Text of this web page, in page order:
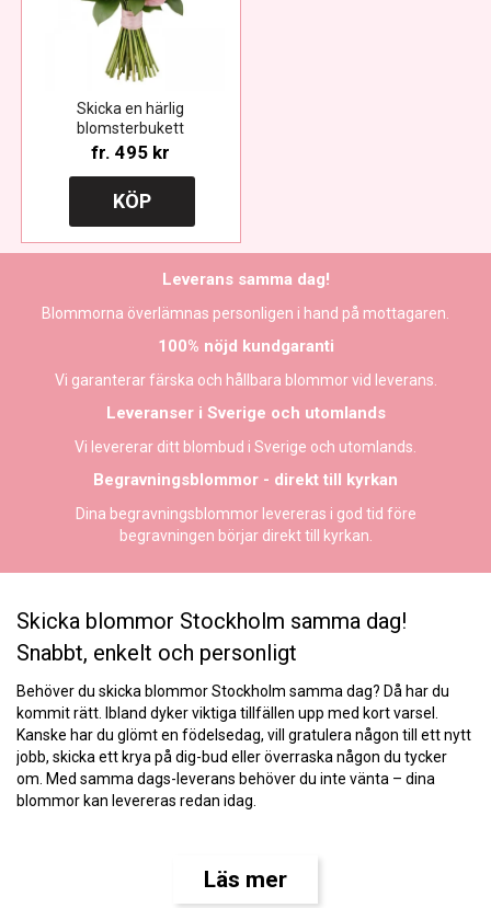
Skicka en härlig
blomsterbukett
fr. 495 kr
KÖP
Leverans samma dag!
Blommorna överlämnas personligen i hand på mottagaren.
100% nöjd kundgaranti
Vi garanterar färska och hållbara blommor vid leverans.
Leveranser i Sverige och utomlands
Vi levererar ditt blombud i Sverige och utomlands.
Begravningsblommor - direkt till kyrkan
Dina begravningsblommor levereras i god tid före
begravningen börjar direkt till kyrkan.
Skicka blommor Stockholm samma dag!
Snabbt, enkelt och personligt
Behöver du skicka blommor Stockholm samma dag? Då har du
kommit rätt. Ibland dyker viktiga tillfällen upp med kort varsel.
Kanske har du glömt en födelsedag, vill gratulera någon till ett nytt
jobb, skicka ett krya på dig-bud eller överraska någon du tycker
om. Med samma dags-leverans behöver du inte vänta – dina
blommor kan levereras redan idag.
samarbetar med erfarna florister som binder buketter med färska
Läs mer